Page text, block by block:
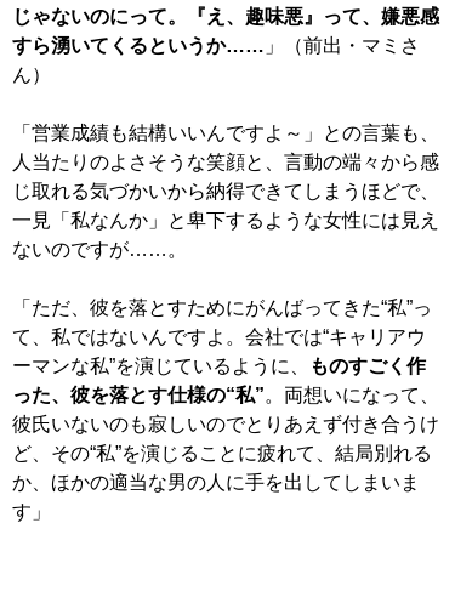
じゃないのにって。『え、趣味悪』って、嫌悪感
すら湧いてくるというか…… 」（前出・マミさ
ん）
「営業成績も結構いいんですよ～」との言葉も、
人当たりのよさそうな笑顔と、言動の端々から感
じ取れる気づかいから納得できてしまうほどで、
一見「私なんか」と卑下するような女性には見え
ないのですが……。
「ただ、彼を落とすためにがんばってきた“私”っ
て、私ではないんですよ。会社では“キャリアウ
ーマンな私”を演じているように、
ものすごく作
った、彼を落とす仕様の“私”。両想いになって、
彼氏いないのも寂しいのでとりあえず付き合うけ
ど、その“私”を演じることに疲れて、結局別れる
か、ほかの適当な男の人に手を出してしまいま
す」